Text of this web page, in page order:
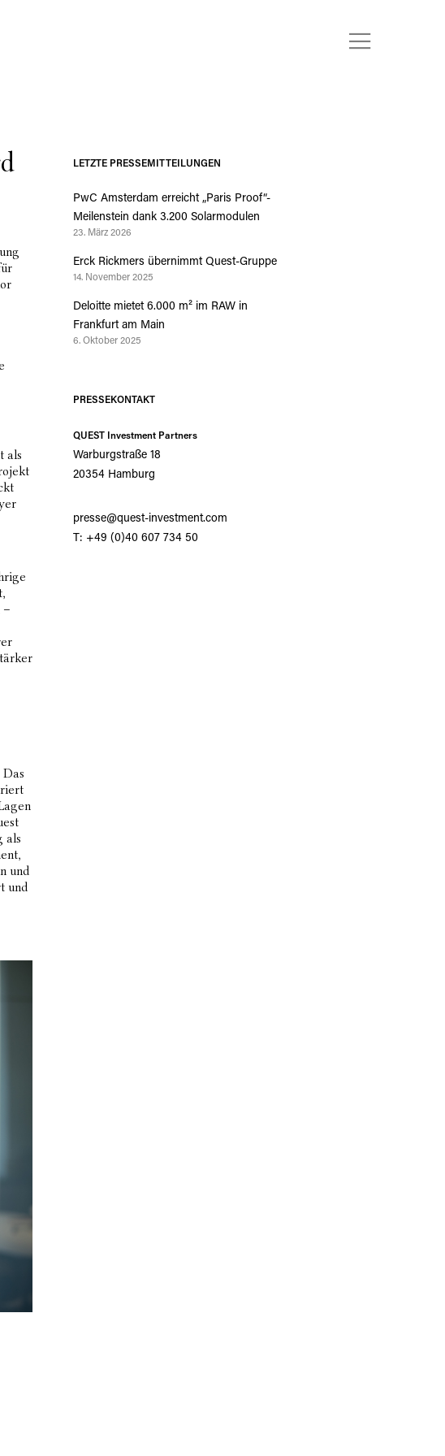
als
–
als
und
und
LETZTE PRESSEMITTEILUNGEN
PwC Amsterdam erreicht „Paris Proof“-
Meilenstein dank 3.200 Solarmodulen
23. März 2026
Erck Rickmers übernimmt Quest-Gruppe
14. November 2025
Deloitte mietet 6.000 m² im RAW in
Frankfurt am Main
6. Oktober 2025
PRESSEKONTAKT
QUEST Investment Partners
Warburgstraße 18
20354 Hamburg
presse@quest-investment.com
T: +49 (0)40 607 734 50